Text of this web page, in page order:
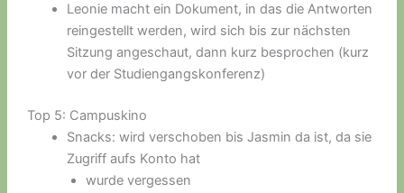
Leonie macht ein Dokument, in das die Antworten
reingestellt werden, wird sich bis zur nächsten
Sitzung angeschaut, dann kurz besprochen (kurz
vor der Studiengangskonferenz)
Top 5: Campuskino
Snacks: wird verschoben bis Jasmin da ist, da sie
Zugriff aufs Konto hat
wurde vergessen